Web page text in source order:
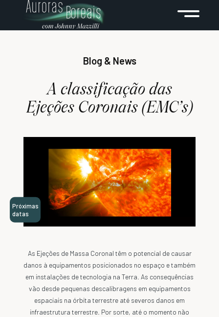
Próximas
datas
Blog & News
A classificação das
Ejeções Coronais (EMC’s)
As Ejeções de Massa Coronal têm o potencial de causar
danos à equipamentos posicionados no espaço e também
em instalações de tecnologia na Terra. As consequências
vão desde pequenas descalibragens em equipamentos
espaciais na órbita terrestre até severos danos em
infraestrutura terrestre. Por sorte, até o momento não